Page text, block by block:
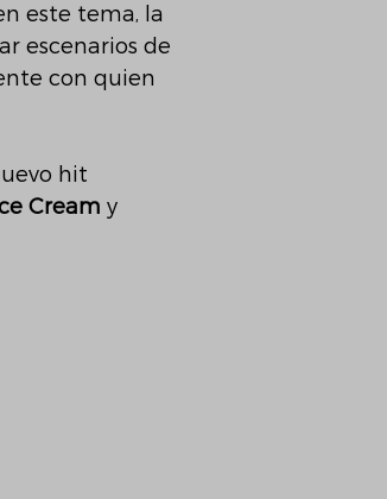
este tema, la
escenarios de
con quien
hit
Cream y